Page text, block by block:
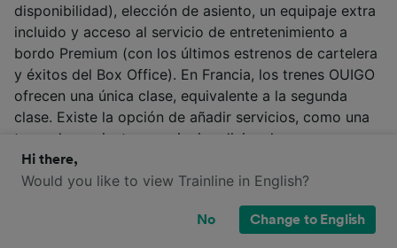
disponibilidad), elección de asiento, un equipaje extra
incluido y acceso al servicio de entretenimiento a
bordo Premium (con los últimos estrenos de cartelera
y éxitos del Box Office). En Francia, los trenes OUIGO
ofrecen una única clase, equivalente a la segunda
clase. Existe la opción de añadir servicios, como una
toma de corriente o equipaje adicional.
Más información
Hi there,
Would you like to view Trainline in English?
No Change to English